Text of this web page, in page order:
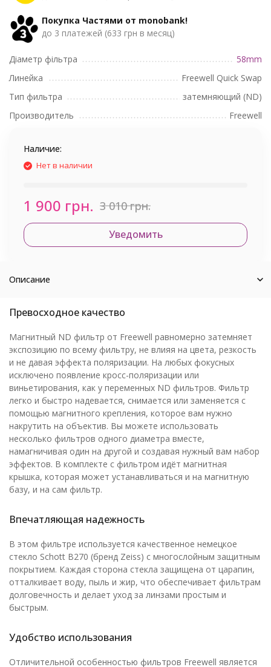
Покупка Частями от monobank!
до 3 платежей (633 грн в месяц)
Діаметр фільтра
58mm
Линейка
Freewell Quick Swap
Тип фильтра
затемняющий (ND)
Производитель
Freewell
Наличие:
Нет в наличии
1 900 грн. 3 010 грн.
Уведомить
Описание
Превосходное качество
Магнитный ND фильтр от Freewell равномерно затемняет
экспозицию по всему фильтру, не влияя на цвета, резкость
и не давая эффекта поляризации. На любых фокусных
исключено появление кросс-поляризации или
виньетирования, как у переменных ND фильтров. Фильтр
легко и быстро надевается, снимается или заменяется с
помощью магнитного крепления, которое вам нужно
накрутить на объектив. Вы можете использовать
несколько фильтров одного диаметра вместе,
намагничивая один на другой и создавая нужный вам набор
эффектов. В комплекте с фильтром идёт магнитная
крышка, которая может устанавливаться и на магнитную
базу, и на сам фильтр.
Впечатляющая надежность
В этом фильтре используется качественное немецкое
стекло Schott B270 (бренд Zeiss) с многослойным защитным
покрытием. Каждая сторона стекла защищена от царапин,
отталкивает воду, пыль и жир, что обеспечивает фильтрам
долговечность и делает уход за линзами простым и
быстрым.
Удобство использования
Отличительной особенностью фильтров Freewell является